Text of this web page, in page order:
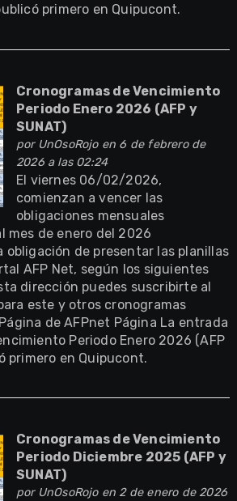
primero en Quipucont.
Cronogramas de Vencimiento
Periodo Enero 2026 (AFP y
SUNAT)
por UnOsoRojoen 6 de febrero de
2026 a las 02:24
El viernes 06/02/2026,
comienzan a vencer las
obligaciones mensuales
mes de enero del 2026
obligación de presentar las planillas
AFP Net, según los siguientes
dirección puedes suscribirte al
este y otros cronogramas
de AFPnet Página La entrada
Periodo Enero 2026 (AFP
primero en Quipucont.
Cronogramas de Vencimiento
Periodo Diciembre 2025 (AFP y
SUNAT)
por UnOsoRojoen 2 de enero de 2026